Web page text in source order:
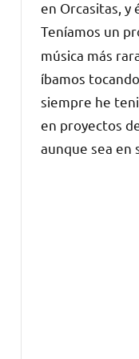
en Orcasitas, y
Teníamos un
música más
íbamos
siempre he
en proyectos
aunque sea en